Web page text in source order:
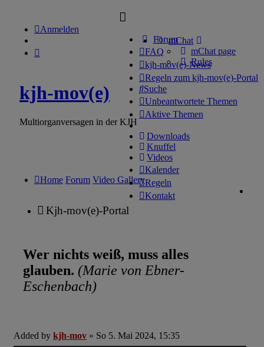
Forum
FAQ
kjh-mov(e)-News
Regeln zum kjh-mov(e)-Portal
Suche
Unbeantwortete Themen
Aktive Themen
Downloads
Knuffel
Videos
Kalender
Regeln
Kontakt
Anmelden
mChat
mChat page
Rules
kjh-mov(e)
Multiorganversagen in der KJH
Home Forum Video Gallery
Kjh-mov(e)-Portal
Wer nichts weiß, muss alles
glauben. (Marie von Ebner-
Eschenbach)
Added by kjh-mov » So 5. Mai 2024, 15:35